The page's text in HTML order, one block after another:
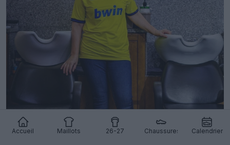
Accueil Maillots 26-27 Chaussures Calendrier